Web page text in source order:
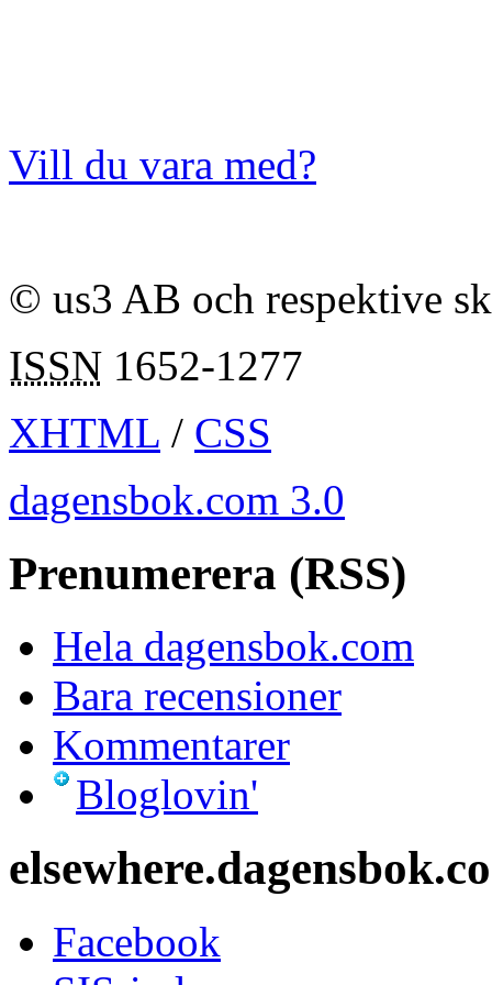
Vill du vara med?
© us3 AB och respektive
ISSN 1652-1277
XHTML / CSS
dagensbok.com 3.0
Prenumerera (RSS)
Hela dagensbok.com
Bara recensioner
Kommentarer
Bloglovin'
Facebook